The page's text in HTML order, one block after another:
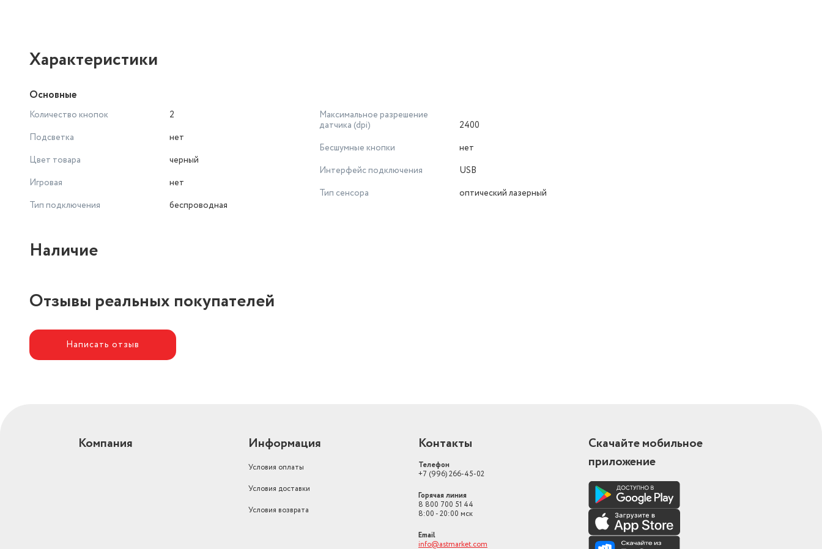
Характеристики
Основные
Количество кнопок
2
Подсветка
нет
Цвет товара
черный
Игровая
нет
Тип подключения
беспроводная
Максимальное разрешение
датчика (dpi)
2400
Бесшумные кнопки
нет
Интерфейс подключения
USB
Тип сенсора
оптический лазерный
Наличие
Отзывы реальных покупателей
Написать отзыв
Компания Информация
Условия оплаты
Условия доставки
Условия возврата
Контакты
Телефон
+7 (996) 266-45-02
Горячая линия
8 800 700 51 44
8:00 - 20:00 мск
Email
info@astmarket.com
Скачайте мобильное
приложение